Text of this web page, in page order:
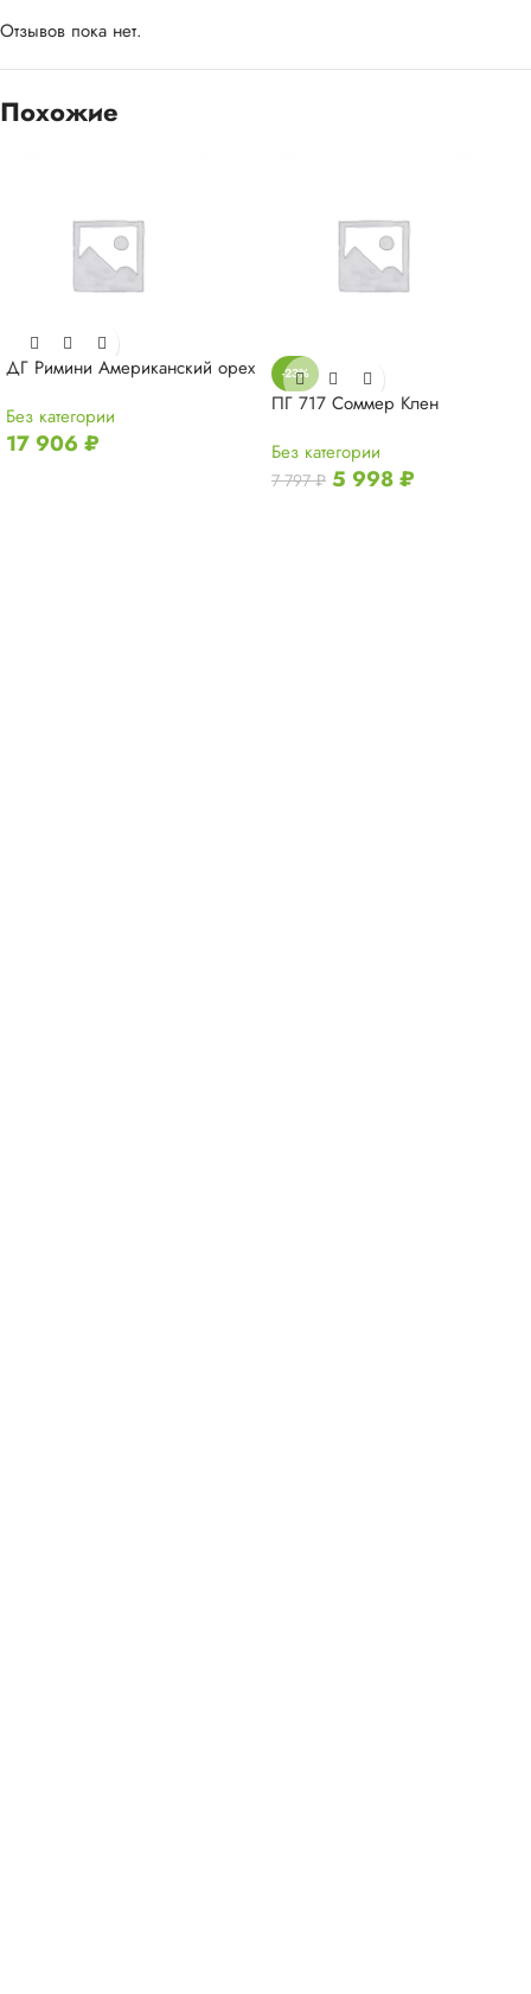
Отзывов пока нет.
Похожие
ДГ Римини Американский орех
Без категории
17 906 ₽
-23%
ПГ 717 Соммер Клен
Без категории
7 797₽ 5 998₽